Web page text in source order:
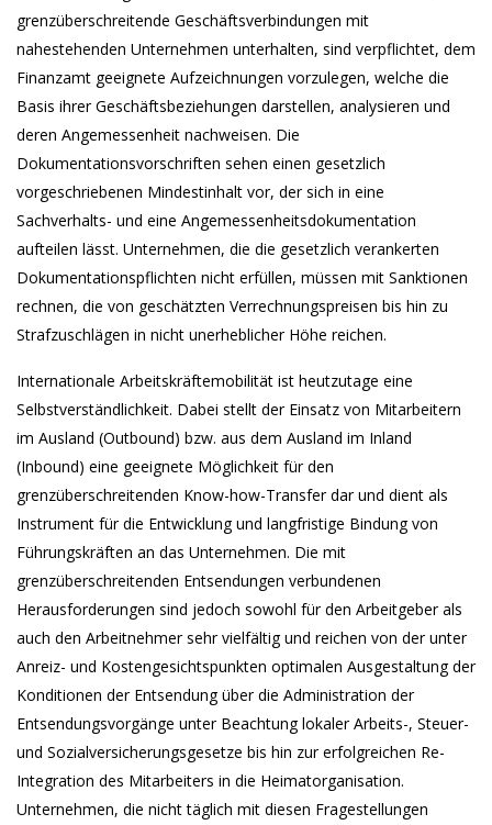
grenzüberschreitende Geschäftsverbindungen mit
nahestehenden Unternehmen unterhalten, sind verpflichtet, dem
Finanzamt geeignete Aufzeichnungen vorzulegen, welche die
Basis ihrer Geschäftsbeziehungen darstellen, analysieren und
deren Angemessenheit nachweisen. Die
Dokumentationsvorschriften sehen einen gesetzlich
vorgeschriebenen Mindestinhalt vor, der sich in eine
Sachverhalts- und eine Angemessenheitsdokumentation
aufteilen lässt. Unternehmen, die die gesetzlich verankerten
Dokumentationspflichten nicht erfüllen, müssen mit Sanktionen
rechnen, die von geschätzten Verrechnungspreisen bis hin zu
Strafzuschlägen in nicht unerheblicher Höhe reichen.
Internationale Arbeitskräftemobilität ist heutzutage eine
Selbstverständlichkeit. Dabei stellt der Einsatz von Mitarbeitern
im Ausland (Outbound) bzw. aus dem Ausland im Inland
(Inbound) eine geeignete Möglichkeit für den
grenzüberschreitenden Know-how-Transfer dar und dient als
Instrument für die Entwicklung und langfristige Bindung von
Führungskräften an das Unternehmen. Die mit
grenzüberschreitenden Entsendungen verbundenen
Herausforderungen sind jedoch sowohl für den Arbeitgeber als
auch den Arbeitnehmer sehr vielfältig und reichen von der unter
Anreiz- und Kostengesichtspunkten optimalen Ausgestaltung der
Konditionen der Entsendung über die Administration der
Entsendungsvorgänge unter Beachtung lokaler Arbeits-, Steuer-
und Sozialversicherungsgesetze bis hin zur erfolgreichen Re-
Integration des Mitarbeiters in die Heimatorganisation.
Unternehmen, die nicht täglich mit diesen Fragestellungen